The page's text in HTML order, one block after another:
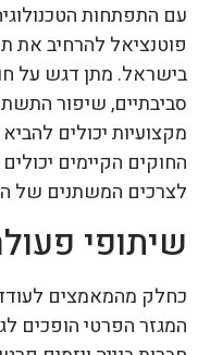
עם התפתחות
פוטנציאל להרחיב את
בישראל. מתן דגש על
סביבתיים, שיפור
מקצועיות יכולים
החוקים הקיימים
לצרכים המשתנים של
שיתופי
כחלק מהמאמצים
המגזר הפרטי הופכים